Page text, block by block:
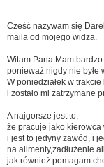
Cześć nazywam się
maila od mojego widza.
...
Witam Pana.Mam
ponieważ nigdy nie byłe
W poniedziałek w
i zostało mi zatrzymane
A najgorsze jest to,
że pracuje jako
i jest to jedyny zawód, i
na alimenty,zadłużenie
jak również pomagam